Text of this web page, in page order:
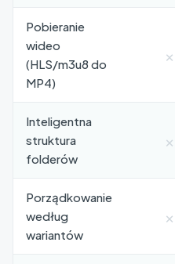
Pobieranie
wideo
(HLS/m3u8 do
MP4)
×
Inteligentna
struktura
folderów
×
Porządkowanie
według
wariantów
×